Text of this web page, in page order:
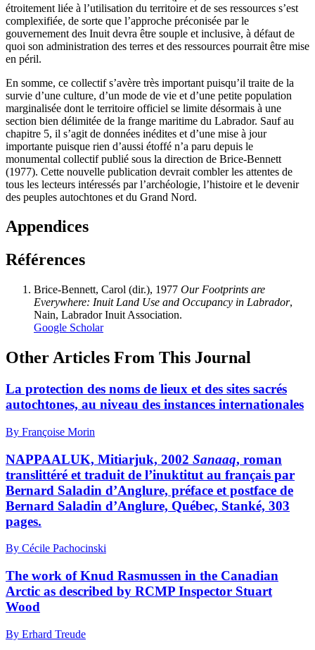
étroitement liée à l’utilisation du territoire et de ses ressources s’est
complexifiée, de sorte que l’approche préconisée par le
gouvernement des Inuit devra être souple et inclusive, à défaut de
quoi son administration des terres et des ressources pourrait être mise
en péril.
En somme, ce collectif s’avère très important puisqu’il traite de la
survie d’une culture, d’un mode de vie et d’une petite population
marginalisée dont le territoire officiel se limite désormais à une
section bien délimitée de la frange maritime du Labrador. Sauf au
chapitre 5, il s’agit de données inédites et d’une mise à jour
importante puisque rien d’aussi étoffé n’a paru depuis le
monumental collectif publié sous la direction de Brice-Bennett
(1977). Cette nouvelle publication devrait combler les attentes de
tous les lecteurs intéressés par l’archéologie, l’histoire et le devenir
des peuples autochtones et du Grand Nord.
Appendices
Références
Brice-Bennett, Carol (dir.), 1977 Our Footprints are
Everywhere: Inuit Land Use and Occupancy in Labrador,
Nain, Labrador Inuit Association.
Google Scholar
Other Articles From This Journal
La protection des noms de lieux et des sites sacrés
autochtones, au niveau des instances internationales
By Françoise Morin
NAPPAALUK, Mitiarjuk, 2002 Sanaaq, roman
translittéré et traduit de l’inuktitut au français par
Bernard Saladin d’Anglure, préface et postface de
Bernard Saladin d’Anglure, Québec, Stanké, 303
pages.
By Cécile Pachocinski
The work of Knud Rasmussen in the Canadian
Arctic as described by RCMP Inspector Stuart
Wood
By Erhard Treude